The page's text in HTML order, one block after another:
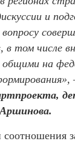
и
в том числе
на
соотношения